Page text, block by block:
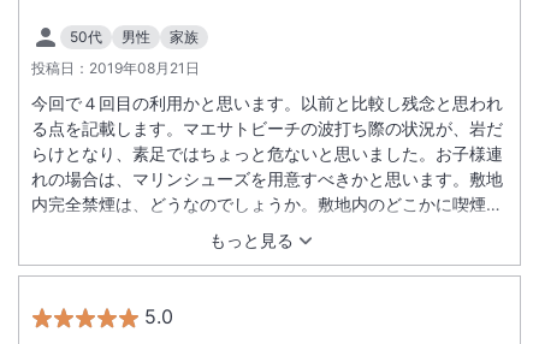
50代 男性
家族
投稿日： 2019年08月21日
もっと見る
今回で４回目の利用かと思います。以前と比較し残念と思われ
る点を記載します。マエサトビーチの波打ち際の状況が、岩だ
らけとなり、素足ではちょっと危ないと思いました。お子様連
れの場合は、マリンシューズを用意すべきかと思います。敷地
内完全禁煙は、どうなのでしょうか。敷地内のどこかに喫煙コ
ーナーを設けるべきではないでしょうか。プレハブでも十分か
と思います。客室全面禁煙は問題ないと思いますが、喫煙者を
敷地内から締め出すのはどうかと思います。もし、そうするな
らば、全面禁煙としてはどうでしょうか。喫煙者は宿泊しなく
なるので、非喫煙者のみの利用となるのでわかりやすいかと思
5.0